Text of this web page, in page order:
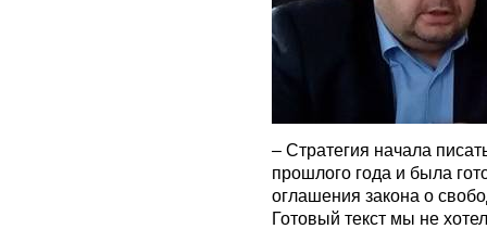
– Стратегия начала
прошлого года и была
оглашения закона о
Готовый текст мы не